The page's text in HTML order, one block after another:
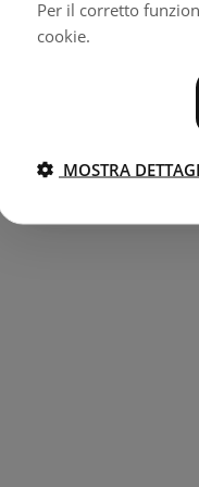
Per il corretto
cookie.
MOSTRA